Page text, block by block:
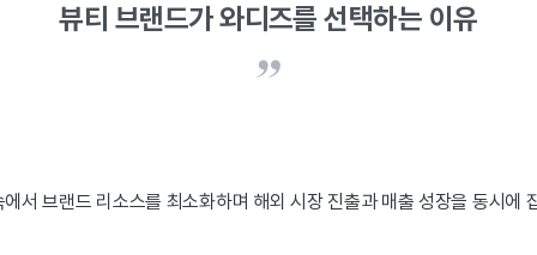
뷰티 브랜드가 와디즈를 선택하는 이유
서 브랜드 리소스를 최소화하며 해외 시장 진출과 매출 성장을 동시에